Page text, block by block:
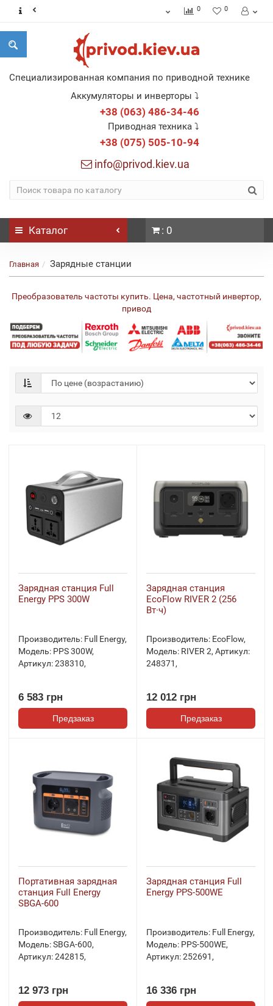
0 0
Специализированная компания по приводной технике
Аккумуляторы и инверторы ⤵
+38 (063) 486-34-46
Приводная техника ⤵
+38 (075) 505-10-94
info@privod.kiev.ua
Каталог : 0
Главная Зарядные станции
Преобразователь частоты купить. Цена, частотный инвертор,
привод
Зарядная станция Full
Energy PPS 300W
Производитель: Full Energy,
Модель: PPS 300W,
Артикул:238310,
6 583 грн
Предзаказ
Зарядная станция
EcoFlow RIVER 2 (256
Вт·ч)
Производитель: EcoFlow,
Модель: RIVER 2, Артикул:
248371,
12 012 грн
Предзаказ
Портативная зарядная
станция Full Energy
SBGA-600
Производитель: Full Energy,
Модель:SBGA-600,
Артикул:242815,
12 973 грн
Зарядная станция Full
Energy PPS-500WE
Производитель: Full Energy,
Модель: PPS-500WE,
Артикул:252691,
16 336 грн